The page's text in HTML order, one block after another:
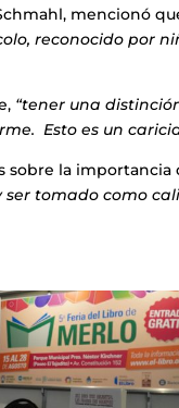
mencionó
reconocido por
“tener una
Esto es un
la
tomado como